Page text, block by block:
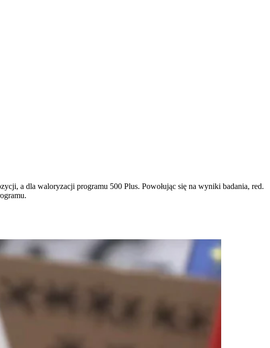
a dla waloryzacji programu 500 Plus. Powołując się na wyniki badania, red.